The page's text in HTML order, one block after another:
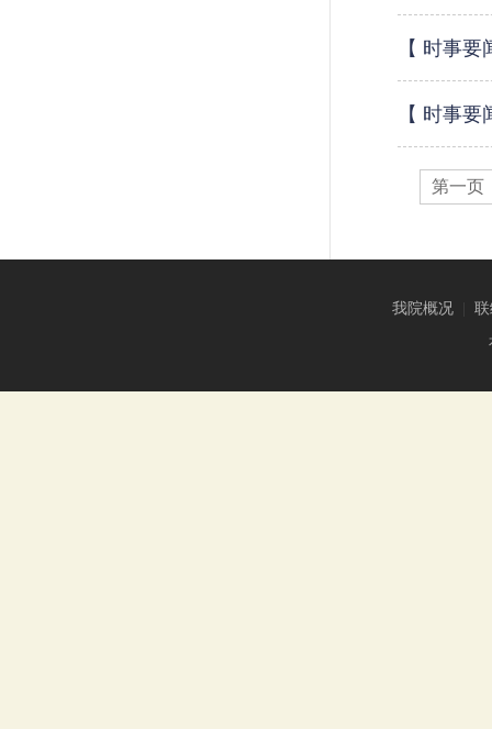
【 时事
【 时事
第一页
我院概况